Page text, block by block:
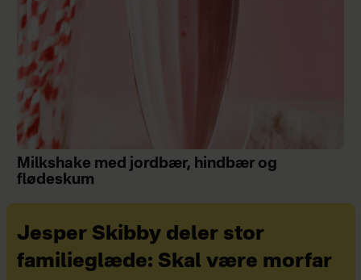
Milkshake med jordbær, hindbær og
flødeskum
Jesper Skibby deler stor
familieglæde: Skal være morfar